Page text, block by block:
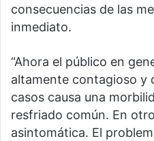
consecuencias de las
inmediato.
“Ahora el público en
altamente contagioso y
casos causa una
resfriado común. En
asintomática. El